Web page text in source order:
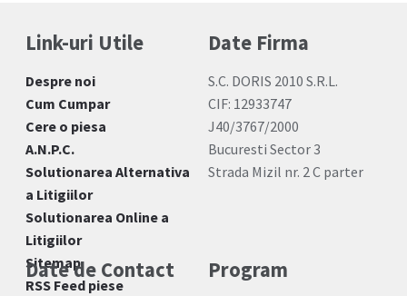
Link-uri Utile
Despre noi
Cum Cumpar
Cere o piesa
A.N.P.C.
Solutionarea Alternativa
a Litigiilor
Solutionarea Online a
Litigiilor
Sitemap
RSS Feed piese
Date Firma
S.C. DORIS 2010 S.R.L.
CIF: 12933747
J40/3767/2000
Bucuresti Sector 3
Strada Mizil nr. 2 C parter
Date de Contact Program